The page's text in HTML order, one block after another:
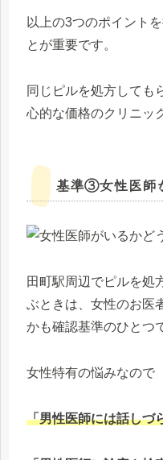
以上の3つのポイント
とが重要です。
同じピルを処方しても
心的な価格のクリニッ
基準③女性医師
田町駅周辺でピルを処
ぶときは、女性のお医
かも確認基準のひとつ
女性特有の悩みなので
「男性医師には話しづ